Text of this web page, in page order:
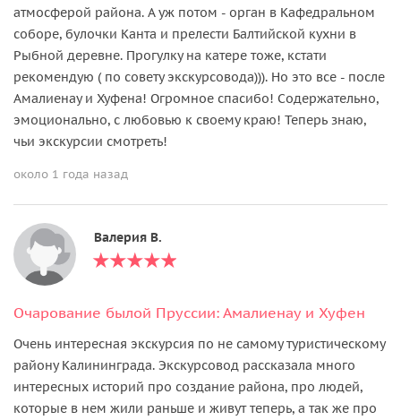
атмосферой района. А уж потом - орган в Кафедральном
соборе, булочки Канта и прелести Балтийской кухни в
Рыбной деревне. Прогулку на катере тоже, кстати
рекомендую ( по совету экскурсовода))). Но это все - после
Амалиенау и Хуфена! Огромное спасибо! Содержательно,
эмоционально, с любовью к своему краю! Теперь знаю,
чьи экскурсии смотреть!
около 1 года назад
Валерия В.
Очарование былой Пруссии: Амалиенау и Хуфен
Очень интересная экскурсия по не самому туристическому
району Калининграда. Экскурсовод рассказала много
интересных историй про создание района, про людей,
которые в нем жили раньше и живут теперь, а так же про